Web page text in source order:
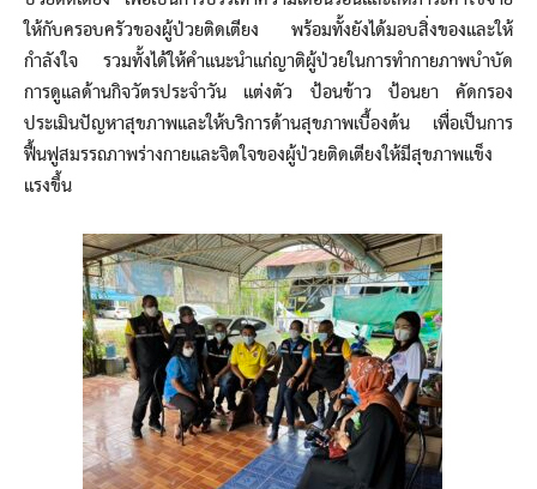
ให้กับครอบครัวของผู้ป่วยติดเตียง พร้อมทั้งยังได้มอบสิ่งของและให้
กำลังใจ รวมทั้งได้ให้คำแนะนำแก่ญาติผู้ป่วยในการทำกายภาพบำบัด
การดูแลด้านกิจวัตรประจำวัน แต่งตัว ป้อนข้าว ป้อนยา คัดกรอง
ประเมินปัญหาสุขภาพและให้บริการด้านสุขภาพเบื้องต้น เพื่อเป็นการ
ฟื้นฟูสมรรถภาพร่างกายและจิตใจของผู้ป่วยติดเตียงให้มีสุขภาพแข็ง
แรงขึ้น